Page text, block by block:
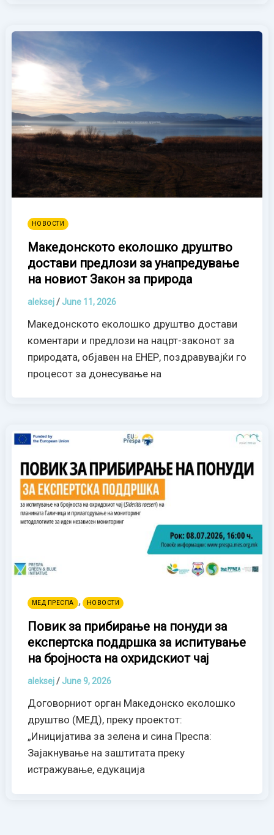
НОВОСТИ
Македонското еколошко друштво
достави предлози за унапредување
на новиот Закон за природа
aleksej/ June 11, 2026
Македонското еколошко друштво достави
коментари и предлози на нацрт-законот за
природата, објавен на ЕНЕР, поздравувајќи го
процесот за донесување на
МЕД ПРЕСПА , НОВОСТИ
Повик за прибирање на понуди за
експертска поддршка за испитување
на бројноста на охридскиот чај
aleksej/ June 9, 2026
Договорниот орган Македонско еколошко
друштво (МЕД), преку проектот:
„Иницијатива за зелена и сина Преспа:
Зајакнување на заштитата преку
истражување, едукација